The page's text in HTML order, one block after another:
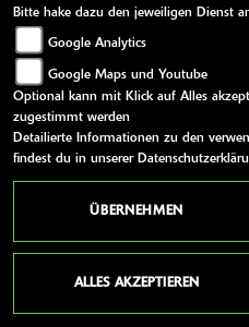
Neufahrzeug
Bitte hake dazu den jeweiligen Dienst
Google Analytics
Google Maps und Youtube
Optional kann mit Klick auf Alles
zugestimmt werden
Detailierte Informationen zu den
findest du in unserer
ÜBERNEHMEN
ALLES AKZEPTIEREN